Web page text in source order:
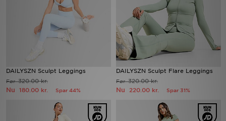
DAILYSZN Sculpt Leggings
Før320.00 kr.
Nu 180.00 kr. Spar 44%
DAILYSZN Sculpt Flare Leggings
Før320.00 kr.
Nu 220.00 kr. Spar 31%
Mine beskeder
Hjælp & information